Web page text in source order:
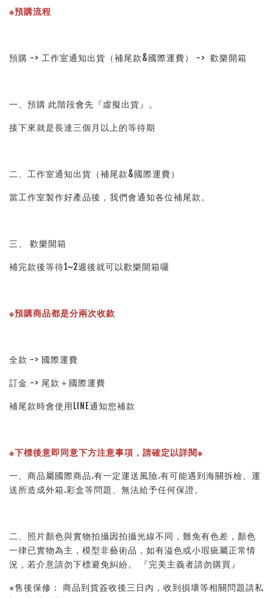
※預購流程
預購 -> 工作室通知出貨（補尾款&國際運費） ->  歡樂開箱
一、預購 此階段會先『虛擬出貨』。
接下來就是長達三個月以上的等待期
二、工作室通知出貨（補尾款&國際運費）
當工作室製作好產品後，我們會通知各位補尾款。
三、 歡樂開箱
補完款後等待1~2週後就可以歡樂開箱囉
※預購商品都是分兩次收款
全款 -> 國際運費
訂金 -> 尾款＋國際運費
補尾款時會使用LINE通知您補款
※下標後意即同意下方注意事項，請確定以詳閱※
一、商品屬國際商品.有一定運送風險.有可能遇到海關拆檢、運
送所造成外箱.彩盒等問題、無法給予任何保證。
二、照片顏色與實物拍攝因拍攝光線不同，難免有色差，顏色
一律已實物為主，模型非藝術品，如有溢色或小瑕疵屬正常情
況，若介意請勿下標避免糾紛。 『完美主義者請勿購買』
※售後保修： 商品到貨簽收後三日內，收到損壞等相關問題請私